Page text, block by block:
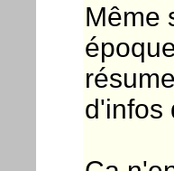
Même
d'infos